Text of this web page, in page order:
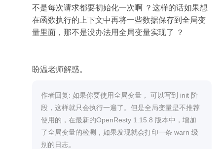
不是每次请求都要初始化一次啊 ？这样的话如果想
在函数执行的上下文中再将一些数据保存到全局变
量里面，那不是没办法用全局变量实现了 ？
盼温老师解惑。
作者回复: 如果你要使用全局变量， 可以写到 init 阶
段，这样就只会执行一遍了。但是全局变量是不推荐
使用的，在最新的OpenResty 1.15.8 版本中，增加
了全局变量的检测，如果发现就会打印一条 warn 级
别的日志。